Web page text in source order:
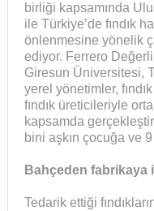
birliği kapsamında
ile Türkiye’de fındık
önlenmesine yönelik
ediyor. Ferrero Değerli
Giresun Üniversitesi,
yerel yönetimler, fındık
fındık üreticileriyle
kapsamda
bini aşkın çocuğa ve
Bahçeden fabrikaya
Tedarik ettiği